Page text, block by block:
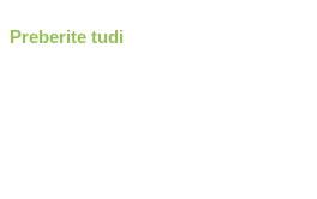
Preberite tudi